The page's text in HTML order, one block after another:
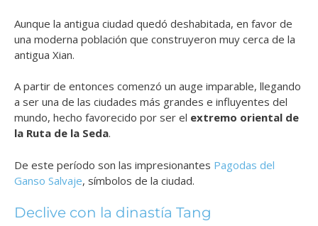
Aunque la antigua ciudad quedó deshabitada, en favor de
una moderna población que construyeron muy cerca de la
antigua Xian.
A partir de entonces comenzó un auge imparable, llegando
a ser una de las ciudades más grandes e influyentes del
mundo, hecho favorecido por ser el extremo oriental de
la Ruta de la Seda.
De este período son las impresionantes Pagodas del
Ganso Salvaje, símbolos de la ciudad.
Declive con la dinastía Tang